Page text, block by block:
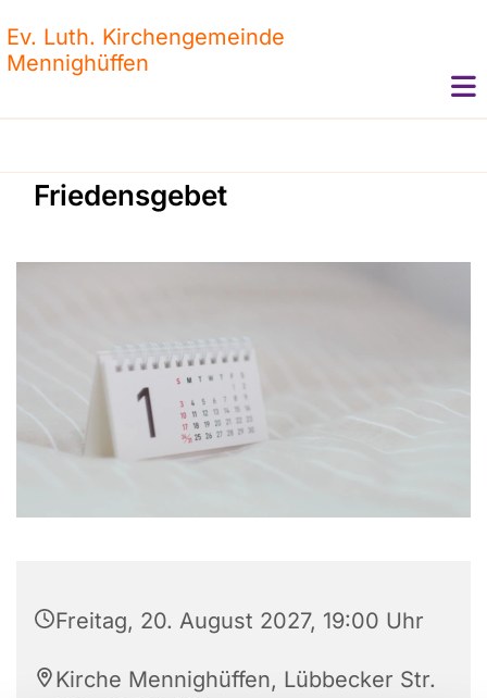
Ev. Luth. Kirchengemeinde
Mennighüffen
Friedensgebet
Freitag, 20. August 2027, 19:00 Uhr
Kirche Mennighüffen, Lübbecker Str.